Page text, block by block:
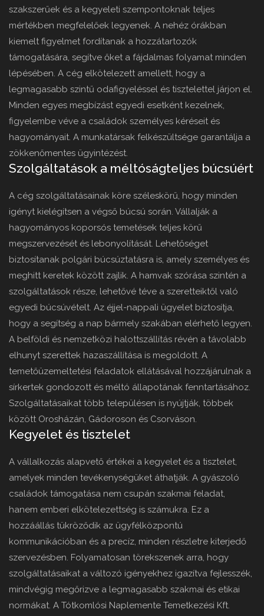
szakszerűek és a kegyeleti szempontoknak teljes
mértékben megfelelőek legyenek. A nehéz órákban
kiemelt figyelmet fordítanak a hozzátartozók
támogatására, segítve őket a fájdalmas folyamat minden
lépésében. A cég elkötelezett amellett, hogy a
legmagasabb szintű odafigyeléssel és tisztelettel járjon el.
Minden egyes megbízást egyedi esetként kezelnek,
figyelembe véve a családok személyes kéréseit és
hagyományait. A munkatársak felkészültsége garantálja a
zökkenőmentes ügyintézést.
Szolgáltatások a méltóságteljes búcsúért
A cég szolgáltatásainak köre széleskörű, hogy minden
igényt kielégítsen a végső búcsú során. Vállalják a
hagyományos koporsós temetések teljes körű
megszervezését és lebonyolítását. Lehetőséget
biztosítanak polgári búcsúztatásra is, amely személyes és
meghitt keretek között zajlik. A hamvak szórása szintén a
szolgáltatások része, lehetővé téve a szeretteiktől való
egyedi búcsúvételt. Az éjjel-nappali ügyelet biztosítja,
hogy a segítség a nap bármely szakában elérhető legyen.
A belföldi és nemzetközi halottszállítás révén a távolabb
elhunyt szerettek hazaszállítása is megoldott. A
temetőüzemeltetési feladatok ellátásával hozzájárulnak a
sírkertek gondozott és méltó állapotának fenntartásához.
Szolgáltatásaikat több településen is nyújtják, többek
között Orosházán, Gádoroson és Csorváson.
Kegyelet és tisztelet
A vállalkozás alapvető értékei a kegyelet és a tisztelet,
amelyek minden tevékenységüket áthatják. A gyászoló
családok támogatása nem csupán szakmai feladat,
hanem emberi elkötelezettség is számukra. Ez a
hozzáállás tükröződik az ügyfélközpontú
kommunikációban és a precíz, minden részletre kiterjedő
szervezésben. Folyamatosan törekszenek arra, hogy
szolgáltatásaikat a változó igényekhez igazítva fejlesszék,
mindvégig megőrizve a legmagasabb szakmai és etikai
normákat. A Tótkomlósi Naplemente Temetkezési Kft.